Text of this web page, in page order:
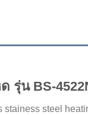
รุ่น BS-
stainess steel